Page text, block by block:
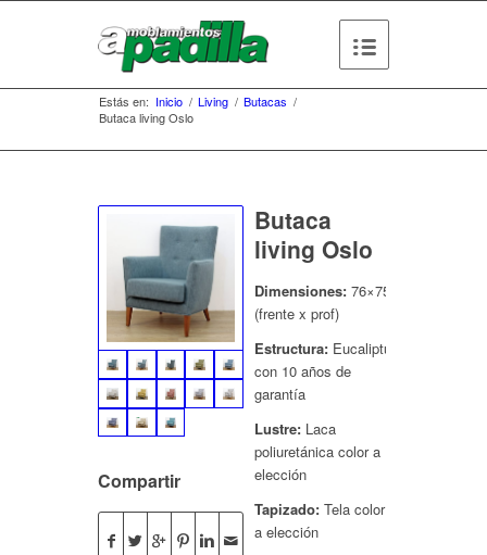
Estás en: Inicio / Living / Butacas /
Butaca living Oslo
Compartir
Butaca
living Oslo
Dimensiones: 76×75
(frente x prof)
Estructura: Eucaliptus
con 10 años de
garantía
Lustre: Laca
poliuretánica color a
elección
Tapizado: Tela color
a elección